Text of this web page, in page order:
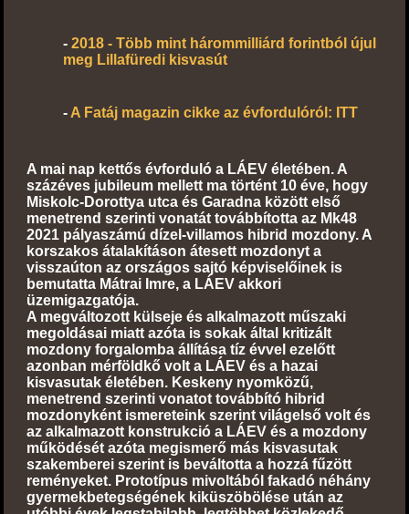
-2018 - Több mint hárommilliárd forintból újul
meg Lillafüredi kisvasút
- A Fatáj magazin cikke az évfordulóról: ITT
A mai nap kettős évforduló a LÁEV életében. A
százéves jubileum mellett ma történt 10 éve, hogy
Miskolc-Dorottya utca és Garadna között első
menetrend szerintivonatát továbbította az Mk48
2021 pályaszámú dízel-villamos hibrid mozdony. A
korszakos átalakításon átesett mozdonyt a
visszaúton az országos sajtó képviselőinek is
bemutatta Mátrai Imre, a LÁEV akkori
üzemigazgatója.
A megváltozott külseje és alkalmazott műszaki
megoldásai miatt azóta is sokak által kritizált
mozdony forgalomba állítása tíz évvel ezelőtt
azonban mérföldkő volt a LÁEV és a hazai
kisvasutak életében. Keskeny nyomközű,
menetrend szerinti vonatot továbbító hibrid
mozdonyként ismereteink szerint világelső volt és
az alkalmazott konstrukció a LÁEV és a mozdony
működését azóta megismerő más kisvasutak
szakemberei szerint is beváltotta a hozzá fűzött
reményeket. Prototípus mivoltából fakadó néhány
gyermekbetegségének kiküszöbölése után az